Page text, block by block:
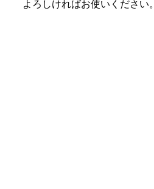
よろしければお使いください。